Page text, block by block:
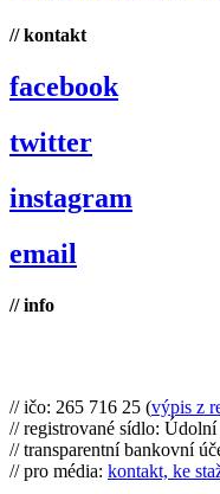
// kontakt
facebook
twitter
instagram
email
// info
// ičo: 265 716 25 (výpis z
// registrované sídlo:
// transparentní bankovní
// pro média: kontakt, ke